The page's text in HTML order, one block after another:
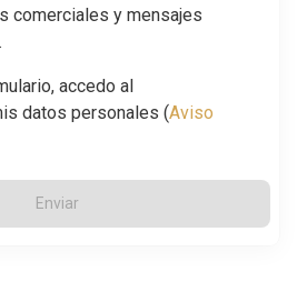
comerciales y mensajes
accedo al
datos personales (Aviso
Enviar